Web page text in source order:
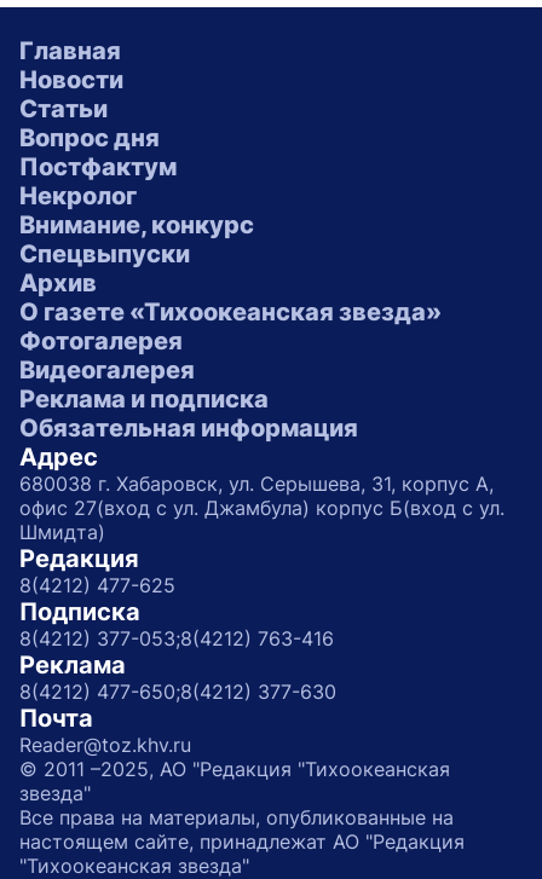
Главная
Новости
Статьи
Вопрос дня
Постфактум
Некролог
Внимание, конкурс
Спецвыпуски
Архив
О газете «Тихоокеанская звезда»
Фотогалерея
Видеогалерея
Реклама и подписка
Обязательная информация
Адрес
680038 г. Хабаровск, ул. Серышева, 31, корпус А,
офис 27(вход с ул. Джамбула) корпус Б(вход с ул.
Шмидта)
Редакция
8(4212) 477-625
Подписка
8(4212) 377-053;8(4212) 763-416
Реклама
8(4212) 477-650;8(4212) 377-630
Почта
Reader@toz.khv.ru
© 2011 –2025, АО "Редакция "Тихоокеанская
звезда"
Все права на материалы, опубликованные на
настоящем сайте, принадлежат АО "Редакция
"Тихоокеанская звезда"